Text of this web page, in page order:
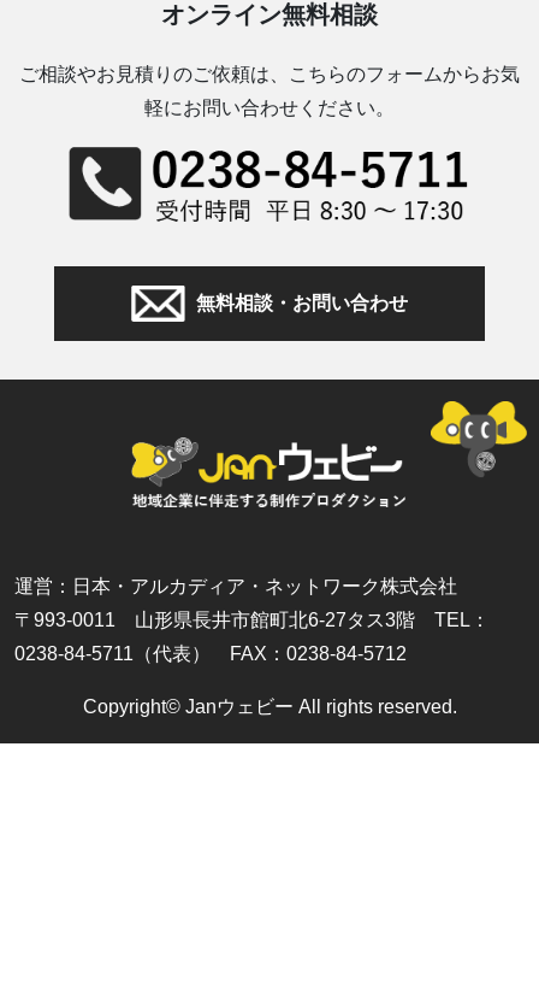
オンライン無料相談
ご相談やお見積りのご依頼は、こちらのフォームからお気
軽にお問い合わせください。
無料相談・お問い合わせ
運営：日本・アルカディア・ネットワーク株式会社
〒993-0011 山形県長井市館町北6-27タス3階 TEL：
0238-84-5711（代表） FAX：0238-84-5712
Copyright© Janウェビー All rights reserved.